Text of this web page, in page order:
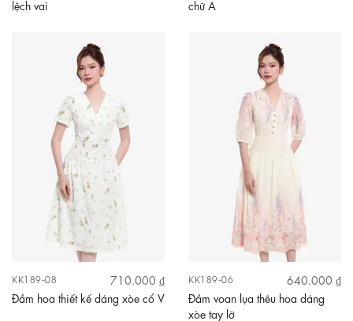
lệch vai
chữ A
KK189-08
710.000 ₫
Đầm hoa thiết kế dáng xòe cổ V
KK189-06
640.000 ₫
Đầm voan lụa thêu hoa dáng
xòe tay lỡ